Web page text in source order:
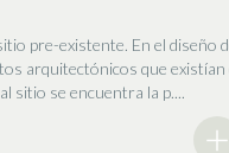
pre-existente. En el diseño
arquitectónicos que
sitio se encuentra la p....